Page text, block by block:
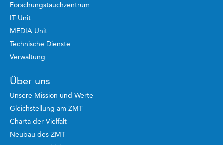
Forschungstauchzentrum
IT Unit
MEDIA Unit
Technische Dienste
Verwaltung
Über uns
Unsere Mission und Werte
Gleichstellung am ZMT
Charta der Vielfalt
Neubau des ZMT